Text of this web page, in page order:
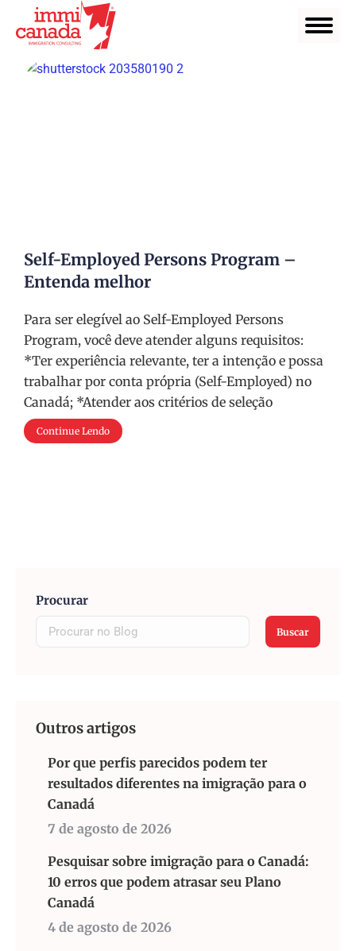
Self-Employed Persons Program –
Entenda melhor
Para ser elegível ao Self-Employed Persons
Program, você deve atender alguns requisitos:
*Ter experiência relevante, ter a intenção e possa
trabalhar por conta própria (Self-Employed) no
Canadá; *Atender aos critérios de seleção
Continue Lendo
Procurar
Buscar
Outros artigos
Por que perfis parecidos podem ter
resultados diferentes na imigração para o
Canadá
7 de agosto de 2026
Pesquisar sobre imigração para o Canadá:
10 erros que podem atrasar seu Plano
Canadá
4 de agosto de 2026